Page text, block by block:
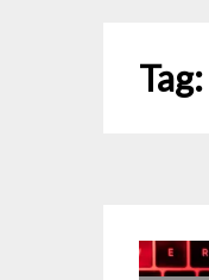
Tag: